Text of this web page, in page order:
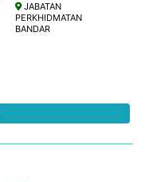
JABATAN
PERKHIDMATAN
BANDAR